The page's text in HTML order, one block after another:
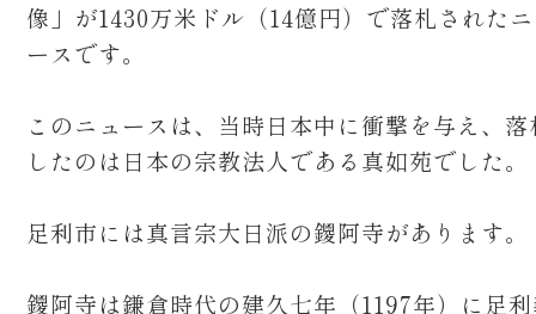
像」が1430万米ドル（14億円）で落札された
ースです。
このニュースは、当時日本中に衝撃を与え、落
したのは日本の宗教法人である真如苑でした。
足利市には真言宗大日派の鑁阿寺があります。
鑁阿寺は鎌倉時代の建久七年（1197年）に足